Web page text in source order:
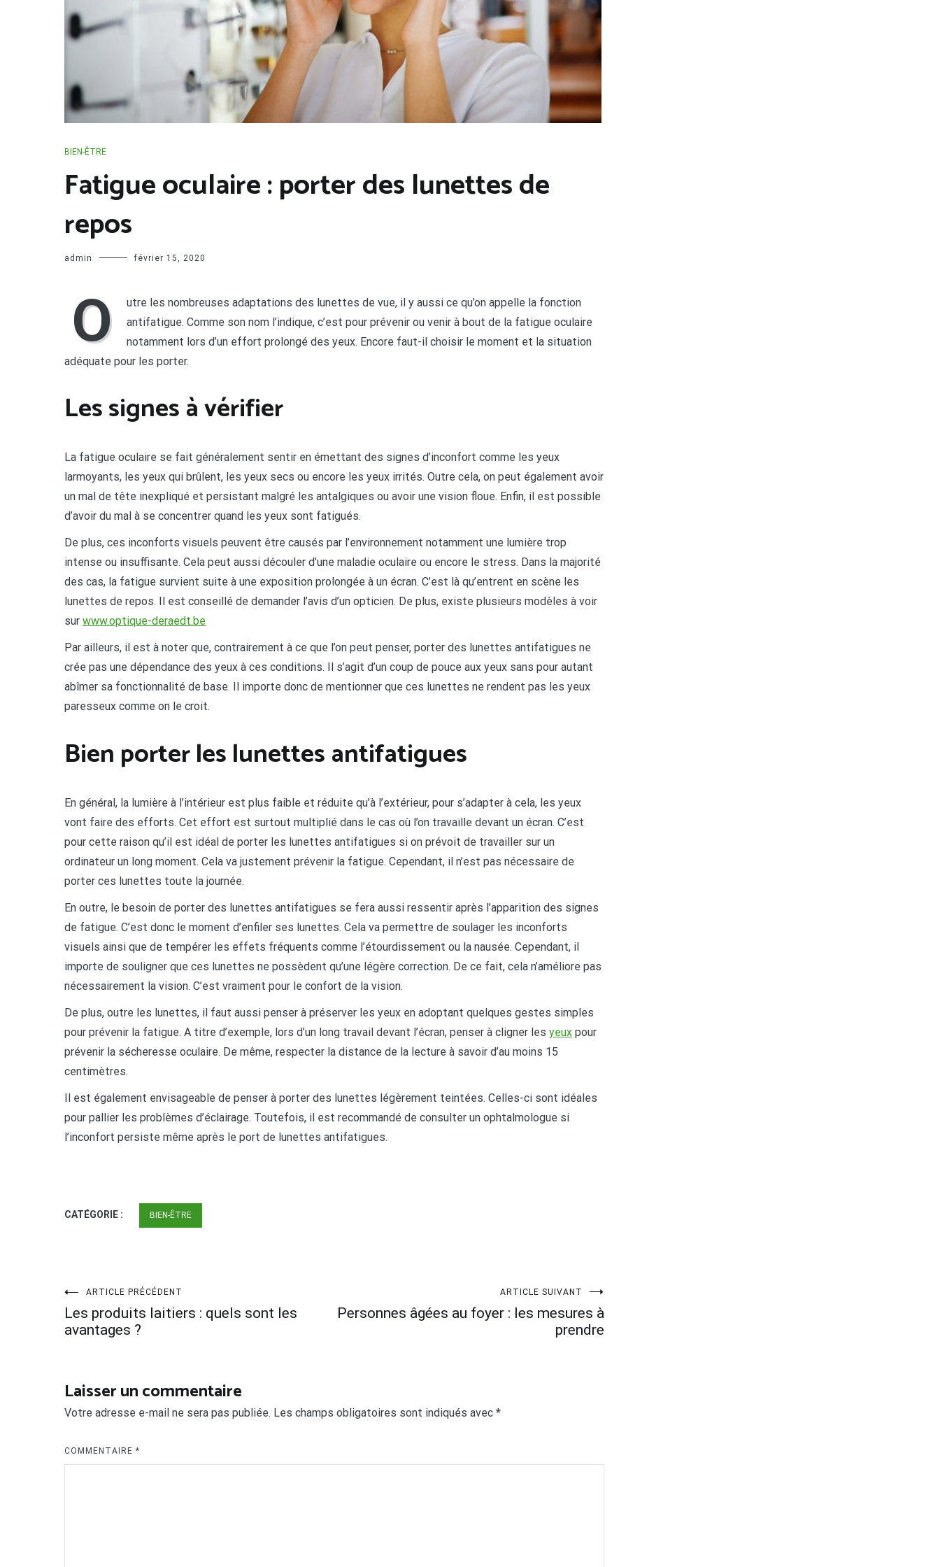
BIEN-ÊTRE
Fatigue oculaire : porter des lunettes de
repos
admin février 15, 2020
O
utre les nombreuses adaptations des lunettes de vue, il y aussi ce qu’on appelle la fonction
antifatigue. Comme son nom l’indique, c’est pour prévenir ou venir à bout de la fatigue oculaire
notamment lors d’un effort prolongé des yeux. Encore faut-il choisir le moment et la situation
adéquate pour les porter.
Les signes à vérifier
La fatigue oculaire se fait généralement sentir en émettant des signes d’inconfort comme les yeux
larmoyants, les yeux qui brûlent, les yeux secs ou encore les yeux irrités. Outre cela, on peut également avoir
un mal de tête inexpliqué et persistant malgré les antalgiques ou avoir une vision floue. Enfin, il est possible
d’avoir du mal à se concentrer quand les yeux sont fatigués.
De plus, ces inconforts visuels peuvent être causés par l’environnement notamment une lumière trop
intense ou insuffisante. Cela peut aussi découler d’une maladie oculaire ou encore le stress. Dans la majorité
des cas, la fatigue survient suite à une exposition prolongée à un écran. C’est là qu’entrent en scène les
lunettes de repos. Il est conseillé de demander l’avis d’un opticien. De plus, existe plusieurs modèles à voir
sur www.optique-deraedt.be
Par ailleurs, il est à noter que, contrairement à ce que l’on peut penser, porter des lunettes antifatigues ne
crée pas une dépendance des yeux à ces conditions. Il s’agit d’un coup de pouce aux yeux sans pour autant
abîmer sa fonctionnalité de base. Il importe donc de mentionner que ces lunettes ne rendent pas les yeux
paresseux comme on le croit.
Bien porter les lunettes antifatigues
En général, la lumière à l’intérieur est plus faible et réduite qu’à l’extérieur, pour s’adapter à cela, les yeux
vont faire des efforts. Cet effort est surtout multiplié dans le cas où l’on travaille devant un écran. C’est
pour cette raison qu’il est idéal de porter les lunettes antifatigues si on prévoit de travailler sur un
ordinateur un long moment. Cela va justement prévenir la fatigue. Cependant, il n’est pas nécessaire de
porter ces lunettes toute la journée.
En outre, le besoin de porter des lunettes antifatigues se fera aussi ressentir après l’apparition des signes
de fatigue. C’est donc le moment d’enfiler ses lunettes. Cela va permettre de soulager les inconforts
visuels ainsi que de tempérer les effets fréquents comme l’étourdissement ou la nausée. Cependant, il
importe de souligner que ces lunettes ne possèdent qu’une légère correction. De ce fait, cela n’améliore pas
nécessairement la vision. C’est vraiment pour le confort de la vision.
De plus, outre les lunettes, il faut aussi penser à préserver les yeux en adoptant quelques gestes simples
pour prévenir la fatigue. A titre d’exemple, lors d’un long travail devant l’écran, penser à cligner les yeux pour
prévenir la sécheresse oculaire. De même, respecter la distance de la lecture à savoir d’au moins 15
centimètres.
Il est également envisageable de penser à porter des lunettes légèrement teintées. Celles-ci sont idéales
pour pallier les problèmes d’éclairage. Toutefois, il est recommandé de consulter un ophtalmologue si
l’inconfort persiste même après le port de lunettes antifatigues.
CATÉGORIE : BIEN-ÊTRE
Navigation
de
l’article
ARTICLE PRÉCÉDENT
Les produits laitiers : quels sont les
avantages ?
ARTICLE SUIVANT
Personnes âgées au foyer : les mesures à
prendre
Laisser un commentaire
Votre adresse e-mail ne sera pas publiée. Les champs obligatoires sont indiqués avec *
COMMENTAIRE *